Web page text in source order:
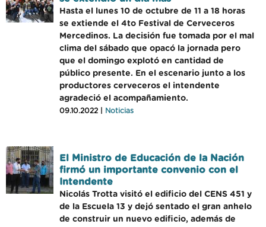
Hasta el lunes 10 de octubre de 11 a 18 horas
se extiende el 4to Festival de Cerveceros
Mercedinos. La decisión fue tomada por el mal
clima del sábado que opacó la jornada pero
que el domingo explotó en cantidad de
público presente. En el escenario junto a los
productores cerveceros el intendente
agradeció el acompañamiento.
09.10.2022 | Noticias
El Ministro de Educación de la Nación
firmó un importante convenio con el
Intendente
Nicolás Trotta visitó el edificio del CENS 451 y
de la Escuela 13 y dejó sentado el gran anhelo
de construir un nuevo edificio, además de